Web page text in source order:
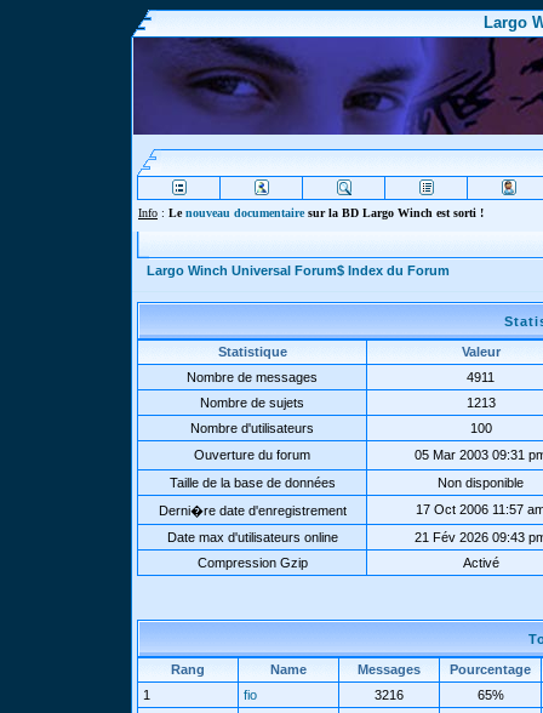
Largo
Info : Lenouveau documentairesur la BD Largo Winch est sorti !
Largo Winch Universal Forum$ Index du Forum
Statistique
Valeur
Nombre de messages
4911
Nombre de sujets
1213
Nombre d'utilisateurs
100
Ouverture du forum
05 Mar 2003 09:31
Taille de la base de données
Non disponible
Derni�re date d'enregistrement
17 Oct 2006 11:57
Date max d'utilisateurs online
21 Fév 2026 09:43
Compression Gzip
Activé
Rang Name Messages
Pourcentage
1
fio 3216
65%